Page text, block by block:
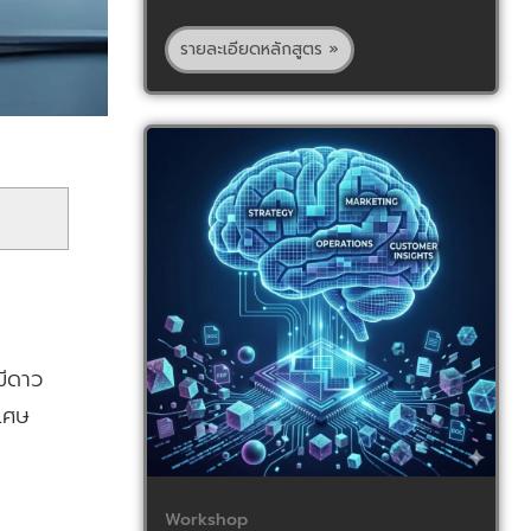
ดาว
ษ
รายละเอียดหลักสูตร »
Workshop